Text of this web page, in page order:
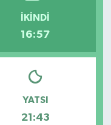
İKINDI
16:57
YATSI
21:43